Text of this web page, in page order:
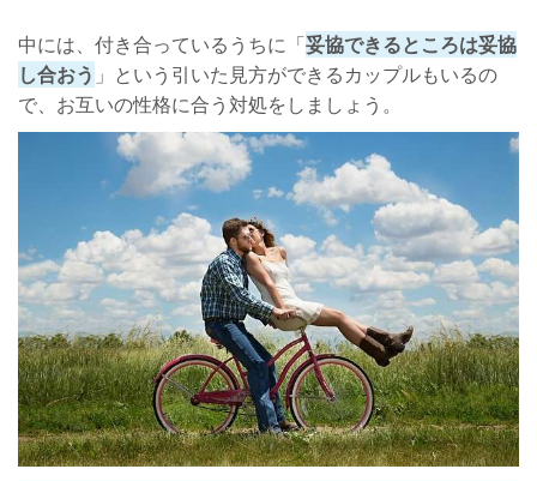
中には、付き合っているうちに「妥協できるところは妥協
し合おう 」という引いた見方ができるカップルもいるの
で、お互いの性格に合う対処をしましょう。